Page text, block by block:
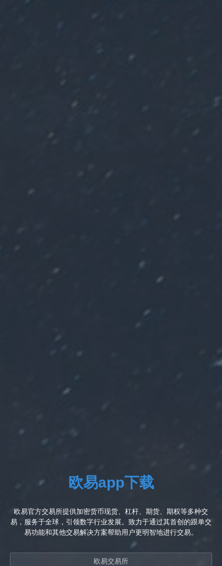
欧易app下载
欧易官方交易所提供加密货币现货、杠杆、期货、期权等多种交
易，服务于全球，引领数字行业发展。致力于通过其首创的跟单交
易功能和其他交易解决方案帮助用户更明智地进行交易。
欧易交易所